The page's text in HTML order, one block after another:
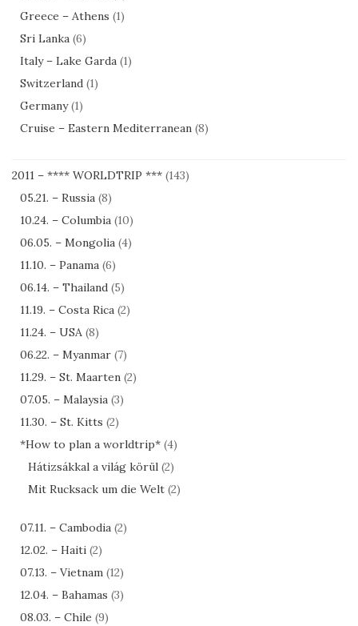
Greece – Athens (1)
Sri Lanka (6)
Italy – Lake Garda (1)
Switzerland (1)
Germany(1)
Cruise – Eastern Mediterranean (8)
2011 – **** WORLDTRIP *** (143)
05.21. – Russia (8)
10.24. – Columbia (10)
06.05. – Mongolia (4)
11.10. – Panama (6)
06.14. – Thailand (5)
11.19. – Costa Rica (2)
11.24. – USA (8)
06.22. – Myanmar (7)
11.29. – St. Maarten (2)
07.05. – Malaysia (3)
11.30. – St. Kitts (2)
*How to plan a worldtrip* (4)
Hátizsákkal a világ körül (2)
Mit Rucksack um die Welt (2)
07.11. – Cambodia (2)
12.02. – Haiti (2)
07.13. – Vietnam (12)
12.04. – Bahamas (3)
08.03. – Chile (9)